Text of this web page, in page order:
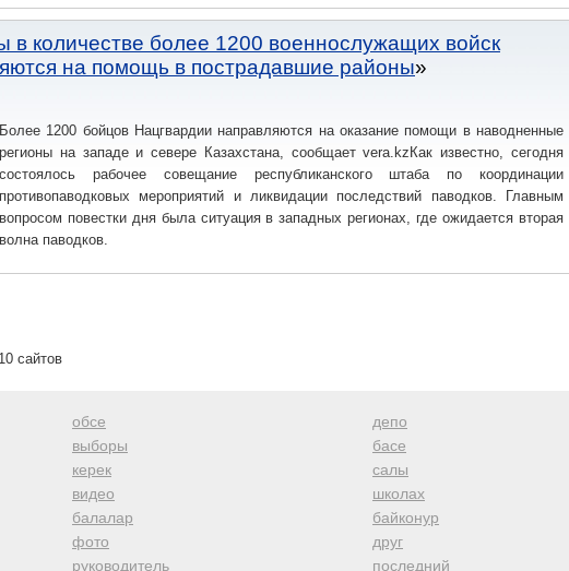
в количестве более 1200 военнослужащих войск
на помощь в пострадавшие районы
Более 1200 бойцов Нацгвардии направляются на оказание помощи в наводненные
регионы на западе и севере Казахстана, сообщает vera.kzКак известно, сегодня
состоялось рабочее совещание республиканского штаба по координации
противопаводковых мероприятий и ликвидации последствий паводков. Главным
вопросом повестки дня была ситуация в западных регионах, где ожидается вторая
волна паводков.
сайтов
обсе
выборы
керек
видео
балалар
фото
руководитель
депо
басе
салы
школах
байконур
друг
последний